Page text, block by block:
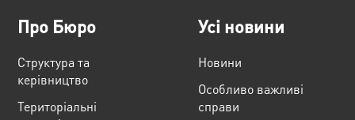
Про Бюро
Структура та
керівництво
Територіальні
Усі новини
Новини
Особливо важливі
справи